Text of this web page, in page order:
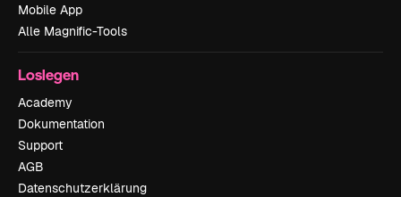
Mobile App
Alle Magnific-Tools
Loslegen
Academy
Dokumentation
Support
AGB
Datenschutzerklärung